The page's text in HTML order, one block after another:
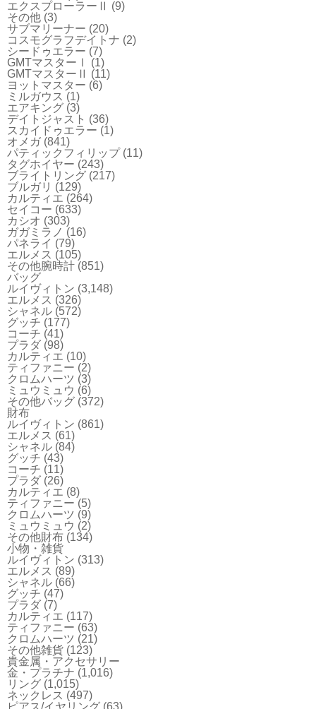
エクスプローラーⅡ (9)
その他 (3)
サブマリーナー (20)
コスモグラフデイトナ (2)
シードゥエラー (7)
GMTマスターⅠ
(1)
GMTマスターⅡ (11)
ヨットマスター (6)
ミルガウス (1)
エアキング (3)
デイトジャスト (36)
スカイドゥエラー (1)
オメガ(841)
パティックフィリップ(11)
タグホイヤー (243)
ブライトリング (217)
ブルガリ (129)
カルティエ (264)
セイコー (633)
カシオ (303)
ガガミラノ (16)
パネライ (79)
エルメス (105)
その他腕時計 (851)
バッグ
ルイヴィトン (3,148)
エルメス (326)
シャネル (572)
グッチ (177)
コーチ (41)
プラダ (98)
カルティエ (10)
ティファニー (2)
クロムハーツ (3)
ミュウミュウ (6)
その他バッグ (372)
財布
ルイヴィトン (861)
エルメス (61)
シャネル (84)
グッチ (43)
コーチ (11)
プラダ (26)
カルティエ (8)
ティファニー (5)
クロムハーツ (9)
ミュウミュウ (2)
その他財布 (134)
小物・雑貨
ルイヴィトン (313)
エルメス (89)
シャネル (66)
グッチ (47)
プラダ (7)
カルティエ (117)
ティファニー (63)
クロムハーツ (21)
その他雑貨 (123)
貴金属・アクセサリー
金・プラチナ (1,016)
リング (1,015)
ネックレス (497)